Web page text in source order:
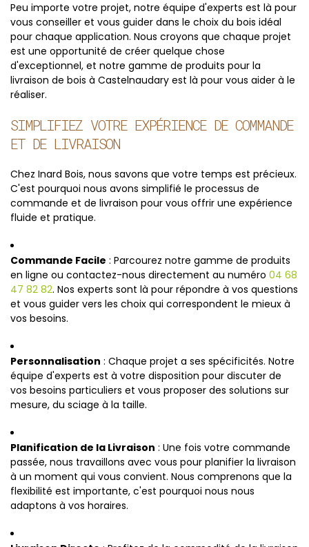
Peu importe votre projet, notre équipe d'experts est là pour
vous conseiller et vous guider dans le choix du bois idéal
pour chaque application. Nous croyons que chaque projet
est une opportunité de créer quelque chose
d'exceptionnel, et notre gamme de produits pour la
livraison de bois à Castelnaudary est là pour vous aider à le
réaliser.
SIMPLIFIEZ VOTRE EXPÉRIENCE DE COMMANDE
ET DE LIVRAISON
Chez Inard Bois, nous savons que votre temps est précieux.
C'est pourquoi nous avons simplifié le processus de
commande et de livraison pour vous offrir une expérience
fluide et pratique.
Commande Facile : Parcourez notre gamme de produits
en ligne ou contactez-nous directement au numéro 04 68
47 82 82. Nos experts sont là pour répondre à vos questions
et vous guider vers les choix qui correspondent le mieux à
vos besoins.
Personnalisation : Chaque projet a ses spécificités. Notre
équipe d'experts est à votre disposition pour discuter de
vos besoins particuliers et vous proposer des solutions sur
mesure, du sciage à la taille.
Planification de la Livraison : Une fois votre commande
passée, nous travaillons avec vous pour planifier la livraison
à un moment qui vous convient. Nous comprenons que la
flexibilité est importante, c'est pourquoi nous nous
adaptons à vos horaires.